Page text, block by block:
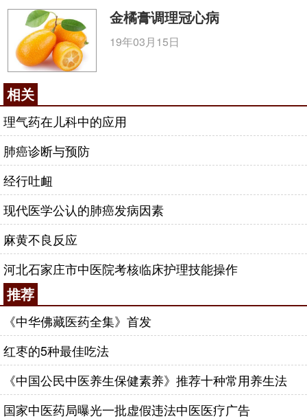
金橘膏调理冠心病
19年03月15日
相关
理气药在儿科中的应用
肺癌诊断与预防
经行吐衄
现代医学公认的肺癌发病因素
麻黄不良反应
河北石家庄市中医院考核临床护理技能操作
推荐
《中华佛藏医药全集》首发
红枣的5种最佳吃法
《中国公民中医养生保健素养》推荐十种常用养生法
国家中医药局曝光一批虚假违法中医医疗广告